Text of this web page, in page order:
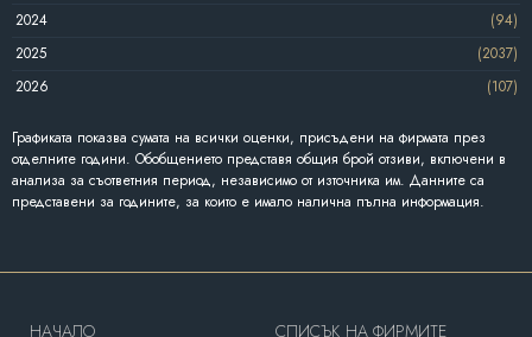
2024
(94)
2025
(2037)
2026
(107)
Графиката показва сумата на всички оценки, присъдени на фирмата през
отделните години. Обобщението представя общия брой отзиви, включени в
анализа за съответния период, независимо от източника им. Данните са
представени за годините, за които е имало налична пълна информация.
HAЧАЛО
СПИСЪК НА ФИРМИТЕ